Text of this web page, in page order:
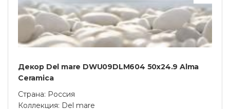
Декор Del mare DWU09DLM604 50х24.9 Alma
Ceramica
Страна: Россия
Коллекция: Del mare